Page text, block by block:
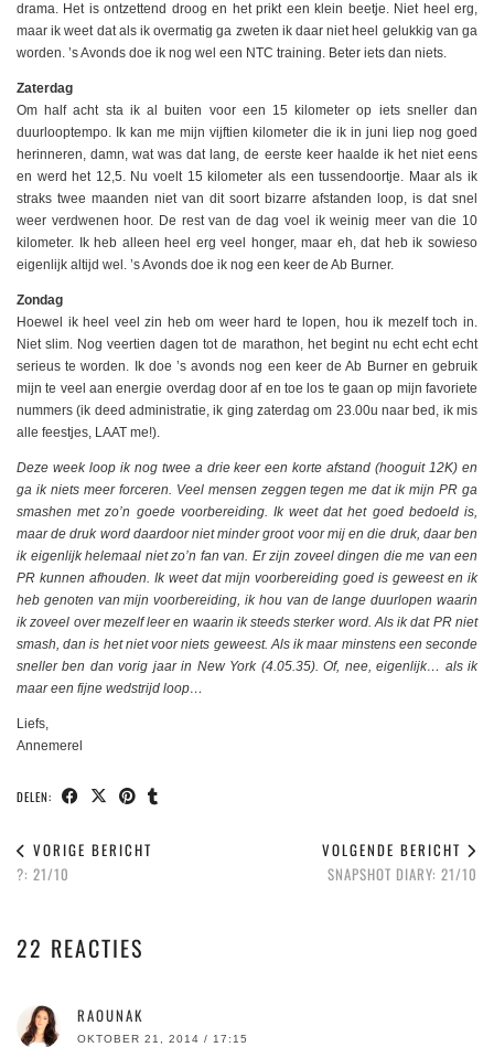
drama. Het is ontzettend droog en het prikt een klein beetje. Niet heel erg,
maar ik weet dat als ik overmatig ga zweten ik daar niet heel gelukkig van ga
worden. ’s Avonds doe ik nog wel een NTC training. Beter iets dan niets.
Zaterdag
Om half acht sta ik al buiten voor een 15 kilometer op iets sneller dan
duurlooptempo. Ik kan me mijn vijftien kilometer die ik in juni liep nog goed
herinneren, damn, wat was dat lang, de eerste keer haalde ik het niet eens
en werd het 12,5. Nu voelt 15 kilometer als een tussendoortje. Maar als ik
straks twee maanden niet van dit soort bizarre afstanden loop, is dat snel
weer verdwenen hoor. De rest van de dag voel ik weinig meer van die 10
kilometer. Ik heb alleen heel erg veel honger, maar eh, dat heb ik sowieso
eigenlijk altijd wel. ’s Avonds doe ik nog een keer de Ab Burner.
Zondag
Hoewel ik heel veel zin heb om weer hard te lopen, hou ik mezelf toch in.
Niet slim. Nog veertien dagen tot de marathon, het begint nu echt echt echt
serieus te worden. Ik doe ’s avonds nog een keer de Ab Burner en gebruik
mijn te veel aan energie overdag door af en toe los te gaan op mijn favoriete
nummers (ik deed administratie, ik ging zaterdag om 23.00u naar bed, ik mis
alle feestjes, LAAT me!).
Deze week loop ik nog twee a drie keer een korte afstand (hooguit 12K) en
ga ik niets meer forceren. Veel mensen zeggen tegen me dat ik mijn PR ga
smashen met zo’n goede voorbereiding. Ik weet dat het goed bedoeld is,
maar de druk word daardoor niet minder groot voor mij en die druk, daar ben
ik eigenlijk helemaal niet zo’n fan van. Er zijn zoveel dingen die me van een
PR kunnen afhouden. Ik weet dat mijn voorbereiding goed is geweest en ik
heb genoten van mijn voorbereiding, ik hou van de lange duurlopen waarin
ik zoveel over mezelf leer en waarin ik steeds sterker word. Als ik dat PR niet
smash, dan is het niet voor niets geweest. Als ik maar minstens een seconde
sneller ben dan vorig jaar in New York (4.05.35). Of, nee, eigenlijk… als ik
maar een fijne wedstrijd loop…
Liefs,
Annemerel
DELEN:
VORIGE BERICHT
?: 21/10
VOLGENDE BERICHT
SNAPSHOT DIARY: 21/10
22 REACTIES
RAOUNAK
OKTOBER 21, 2014 / 17:15